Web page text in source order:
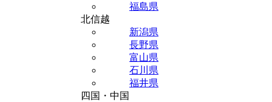
福島県
北信越
新潟県
長野県
富山県
石川県
福井県
四国・中国